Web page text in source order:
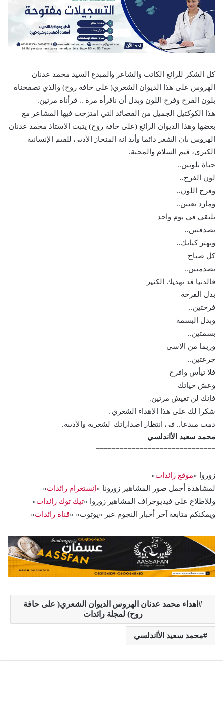
كل الشكر للرائع الكاتب والشاعر والمبدع السيد محمد عدنان
الهروس على هذا الديوان الشعري( على حافة روح) والذي تصفحناه
بلون الفرح وفرح اللون وبدل أن ناقرأه مرة .. قرأناه مرتين.
هذا الكوكتيل الجميل من القصائد التي امتزجت فيها المشاعر مع
بعضها وهذا الديوان الرائع (على حافة روح) يتبث الاستاذ محمد عدنان
الهروس بان الشعر دائما وأبد انه المنحاز الأدبي للقيم الإنسانية
الكبرى، قيم السلام والمحبة.
حياة بلونين..
لون الفرح..
وفرح اللون..
ومارد بعينن..
تلتقي في يوم واحد
بصدفتين..
ويهتز كيانك..
كل صباح
بصدمتين..
فالدنيا قد تهديك الكثير
بدل الفرحة
فرحتين..
وبدل البسمة
بسمتين..
وربما من الاسى
جرعتين..
فلا تيأس وافرح
وعش حياتك
فإنك لن تعيش مرتين.
شكرا لك على هذا الإهداء الشعري..
دمت مبدعا.. في انتظار اصداراتك الشعرية والأدبية.
محمد سعيد الأاندلسي
==============================
زوروا «موقع رائدات»
لمشاهدة أجمل صور المشاهير زورونا « إنستغرام رائدات»
وللاطلاع على فيديوجراف المشاهير زوروا «تيك توك رائدات»
ويمكنكم متابعة آخر أخبار النجوم عبر «يوتوب» «قناة رائدات»
اهداء محمد عدنان الهروس الديوان الشعري( على حافة
روح) لمجلة رائدات
محمد سعيد الأاندلسي